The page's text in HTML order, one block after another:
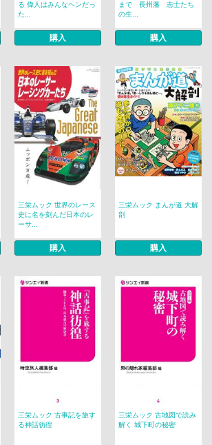
る 偉人はみんなヘンだっ
た...
購入
まで 長州藩 志士たち
の生...
購入
三栄ムック 世界のレース
史に名を刻んだ日本のレ
ーサ...
購入
三栄ムック まんが道 大解
剖
購入
三栄ムック 古事記を旅す
る神話彷徨
三栄ムック 古地図で読み
解く 城下町の秘密